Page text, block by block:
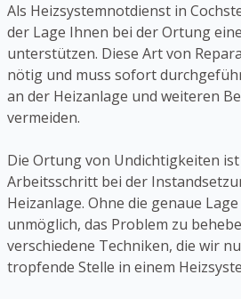
Als Heizsystemnotdienst in
der Lage Ihnen bei der Ortung
unterstützen. Diese Art von
nötig und muss sofort
an der Heizanlage und weiteren
vermeiden.
Die Ortung von Undichtigkeiten
Arbeitsschritt bei der
Heizanlage. Ohne die genaue
unmöglich, das Problem zu
verschiedene Techniken, die wir
tropfende Stelle in einem